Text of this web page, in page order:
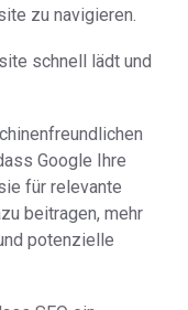
zu navigieren.
schnell lädt und
Google Ihre
für relevante
beitragen, mehr
potenzielle